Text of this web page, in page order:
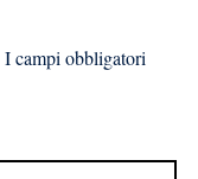
I campi obbligatori